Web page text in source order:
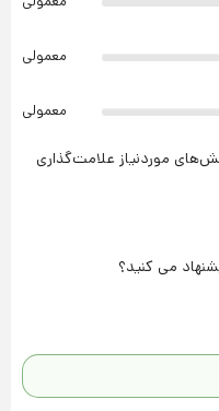
معمولی
معمولی
موردنیاز علامت‌گذاری
می کنید؟